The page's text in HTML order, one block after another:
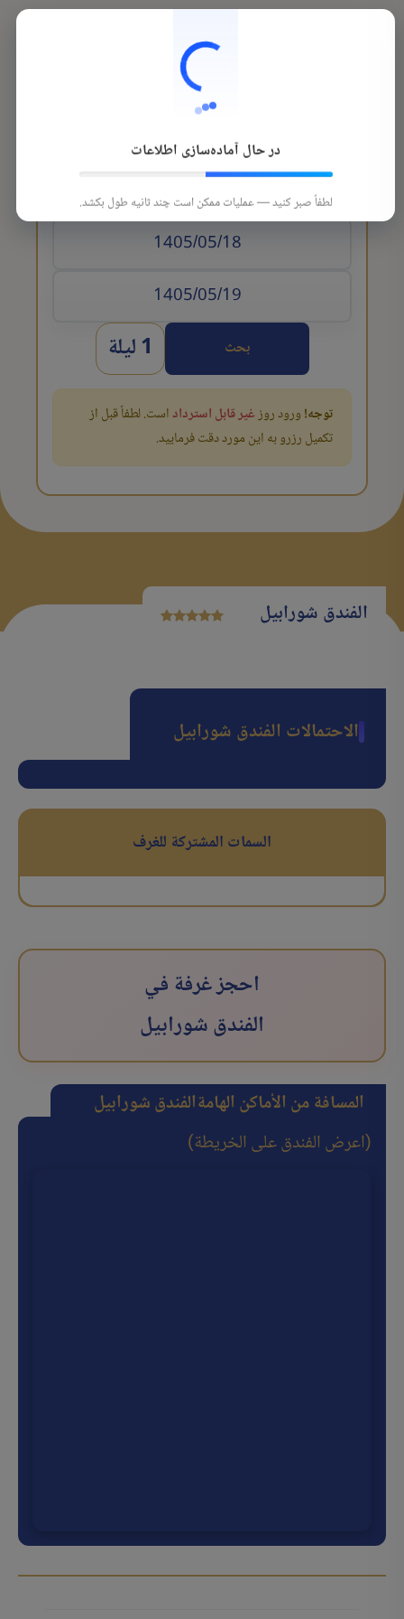
تاريخ الوصول
بحث 1 ليلة
توجه!ورود روزغیر قابل استرداداست. لطفاً قبل از
تکمیل رزرو به این مورد دقت فرمایید.
در حال آماده‌سازی اطلاعات
لطفاً صبر کنید — عملیات ممکن است چند ثانیه طول بکشد.
الفندق شورابیل
الاحتمالات الفندق شورابیل
السمات المشتركة للغرف
احجز غرفة في
الفندق شورابیل
المسافة من الأماكن الهامةالفندق شورابیل
(اعرض الفندق على الخريطة)